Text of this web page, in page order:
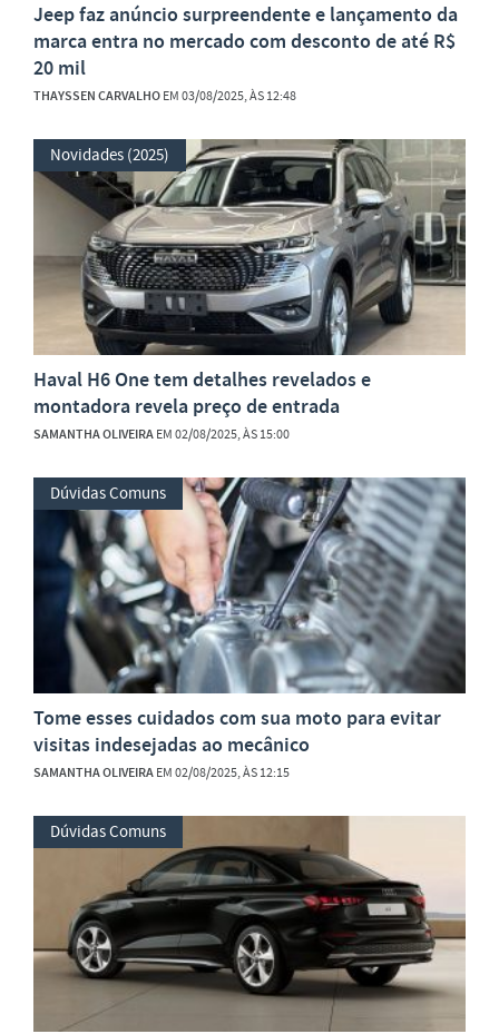
Jeep faz anúncio surpreendente e lançamento da
marca entra no mercado com desconto de até R$
20 mil
THAYSSEN CARVALHOEM 03/08/2025, ÀS 12:48
Novidades (2025)
Haval H6 One tem detalhes revelados e
montadora revela preço de entrada
SAMANTHA OLIVEIRAEM 02/08/2025, ÀS 15:00
Dúvidas Comuns
Tome esses cuidados com sua moto para evitar
visitas indesejadas ao mecânico
SAMANTHA OLIVEIRAEM 02/08/2025, ÀS 12:15
Dúvidas Comuns